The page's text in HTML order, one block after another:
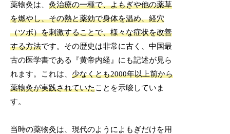
薬物灸は、灸治療の一種で、よもぎや他の薬草
を燃やし、その熱と薬効で身体を温め、経穴
（ツボ）を刺激することで、様々な症状を改善
する方法です。その歴史は非常に古く、中国最
古の医学書である『黄帝内経』にも記述が見ら
れます。これは、少なくとも2000年以上前から
薬物灸が実践されていたことを示唆していま
す。
当時の薬物灸は、現代のようによもぎだけを用